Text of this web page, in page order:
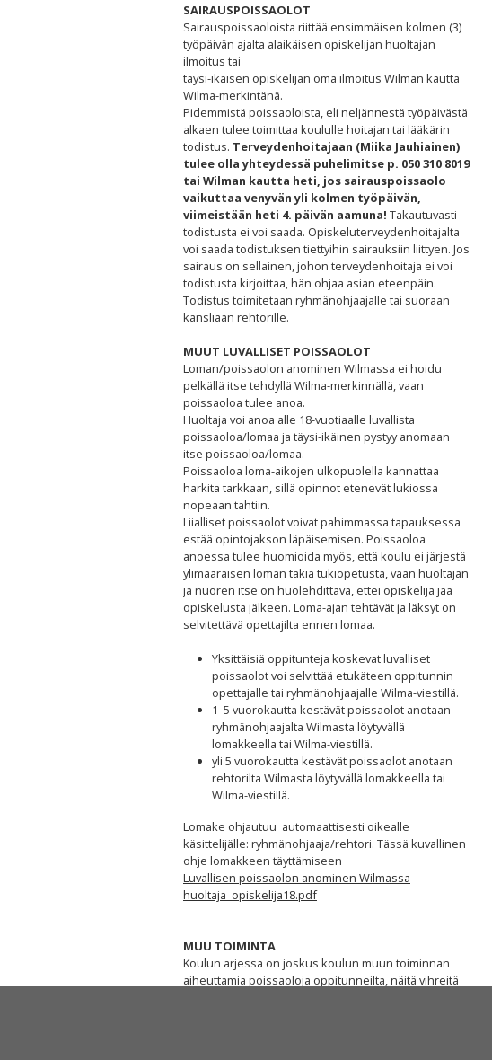
SAIRAUSPOISSAOLOT
Sairauspoissaoloista riittää ensimmäisen kolmen (3)
työpäivän ajalta alaikäisen opiskelijan huoltajan
ilmoitus tai
täysi-ikäisen opiskelijan oma ilmoitus Wilman kautta
Wilma-merkintänä.
Pidemmistä poissaoloista, eli neljännestä työpäivästä
alkaen tulee toimittaa koululle hoitajan tai lääkärin
todistus. Terveydenhoitajaan (Miika Jauhiainen)
tulee olla yhteydessä puhelimitse p. 050 310 8019
tai Wilman kautta heti, jos sairauspoissaolo
vaikuttaa venyvän yli kolmen työpäivän,
viimeistään heti 4. päivän aamuna! Takautuvasti
todistusta ei voi saada. Opiskeluterveydenhoitajalta
voi saada todistuksen tiettyihin sairauksiin liittyen. Jos
sairaus on sellainen, johon terveydenhoitaja ei voi
todistusta kirjoittaa, hän ohjaa asian eteenpäin.
Todistus toimitetaan ryhmänohjaajalle tai suoraan
kansliaan rehtorille.
MUUT LUVALLISET POISSAOLOT
Loman/poissaolon anominen Wilmassa ei hoidu
pelkällä itse tehdyllä Wilma-merkinnällä, vaan
poissaoloa tulee anoa.
Huoltaja voi anoa alle 18-vuotiaalle luvallista
poissaoloa/lomaa ja täysi-ikäinen pystyy anomaan
itse poissaoloa/lomaa.
Poissaoloa loma-aikojen ulkopuolella kannattaa
harkita tarkkaan, sillä opinnot etenevät lukiossa
nopeaan tahtiin.
Liialliset poissaolot voivat pahimmassa tapauksessa
estää opintojakson läpäisemisen. Poissaoloa
anoessa tulee huomioida myös, että koulu ei järjestä
ylimääräisen loman takia tukiopetusta, vaan huoltajan
ja nuoren itse on huolehdittava, ettei opiskelija jää
opiskelusta jälkeen. Loma-ajan tehtävät ja läksyt on
selvitettävä opettajilta ennen lomaa.
Yksittäisiä oppitunteja koskevat luvalliset
poissaolot voi selvittää etukäteen oppitunnin
opettajalle tai ryhmänohjaajalle Wilma-viestillä.
1–5 vuorokautta kestävät poissaolot anotaan
ryhmänohjaajalta Wilmasta löytyvällä
lomakkeella tai Wilma-viestillä.
yli 5 vuorokautta kestävät poissaolot anotaan
rehtorilta Wilmasta löytyvällä lomakkeella tai
Wilma-viestillä.
Lomake ohjautuu automaattisesti oikealle
käsittelijälle: ryhmänohjaaja/rehtori. Tässä kuvallinen
ohje lomakkeen täyttämiseen
Luvallisen poissaolon anominen Wilmassa
huoltaja_opiskelija18.pdf
MUU TOIMINTA
Koulun arjessa on joskus koulun muun toiminnan
aiheuttamia poissaoloja oppitunneilta, näitä vihreitä